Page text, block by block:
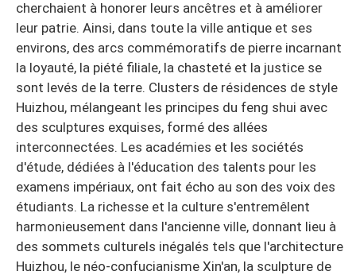
cherchaient à honorer leurs ancêtres et à améliorer
leur patrie. Ainsi, dans toute la ville antique et ses
environs, des arcs commémoratifs de pierre incarnant
la loyauté, la piété filiale, la chasteté et la justice se
sont levés de la terre. Clusters de résidences de style
Huizhou, mélangeant les principes du feng shui avec
des sculptures exquises, formé des allées
interconnectées. Les académies et les sociétés
d'étude, dédiées à l'éducation des talents pour les
examens impériaux, ont fait écho au son des voix des
étudiants. La richesse et la culture s'entremêlent
harmonieusement dans l'ancienne ville, donnant lieu à
des sommets culturels inégalés tels que l'architecture
Huizhou, le néo-confucianisme Xin'an, la sculpture de